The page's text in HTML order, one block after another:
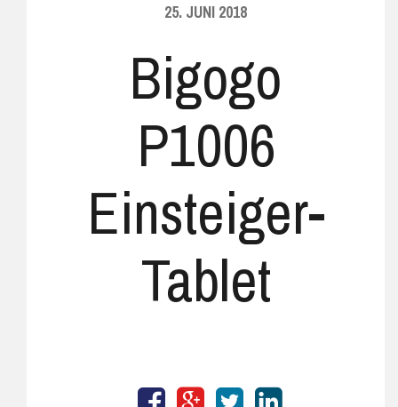
25. JUNI 2018
Bigogo
P1006
Einsteiger-
Tablet